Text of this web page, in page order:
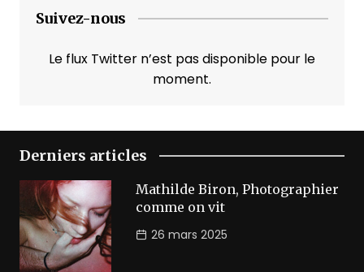
Suivez-nous
Le flux Twitter n’est pas disponible pour le
moment.
Derniers articles
Mathilde Biron, Photographier
comme on vit
26 mars 2025